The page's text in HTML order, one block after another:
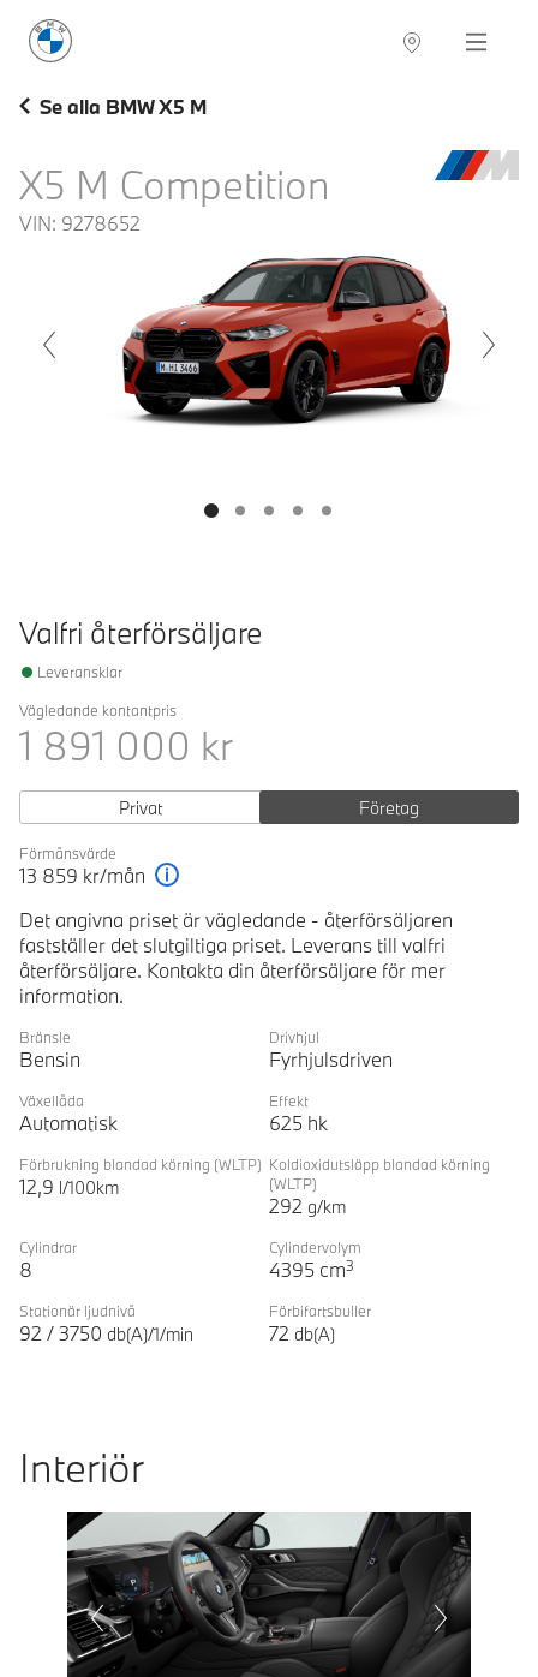
BMW Sverige Navigation
Se alla BMW X5 M
X5 M Competition
VIN: 9278652
Valfri återförsäljare
Leveransklar
Vägledande kontantpris
1 891 000 kr
Privat Företag
Förmånsvärde
13 859 kr/mån
Det angivna priset är vägledande - återförsäljaren
fastställer det slutgiltiga priset. Leverans till valfri
återförsäljare. Kontakta din återförsäljare för mer
information.
Bränsle
Bensin
Drivhjul
Fyrhjulsdriven
Växellåda
Automatisk
Effekt
625 hk
Förbrukning blandad körning (WLTP)
12,9 l/100km
Koldioxidutsläpp blandad körning
(WLTP)
292 g/km
Cylindrar
8
Cylindervolym
4395 cm3
Stationär ljudnivå
92 / 3750 db(A)/1/min
Förbifartsbuller
72 db(A)
Interiör
Prevoius
Next